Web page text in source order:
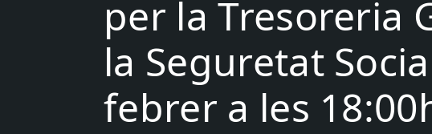
per la Tresoreria
la Seguretat
febrer a les